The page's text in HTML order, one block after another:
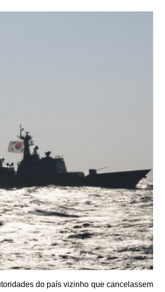
do país vizinho que cancelassem